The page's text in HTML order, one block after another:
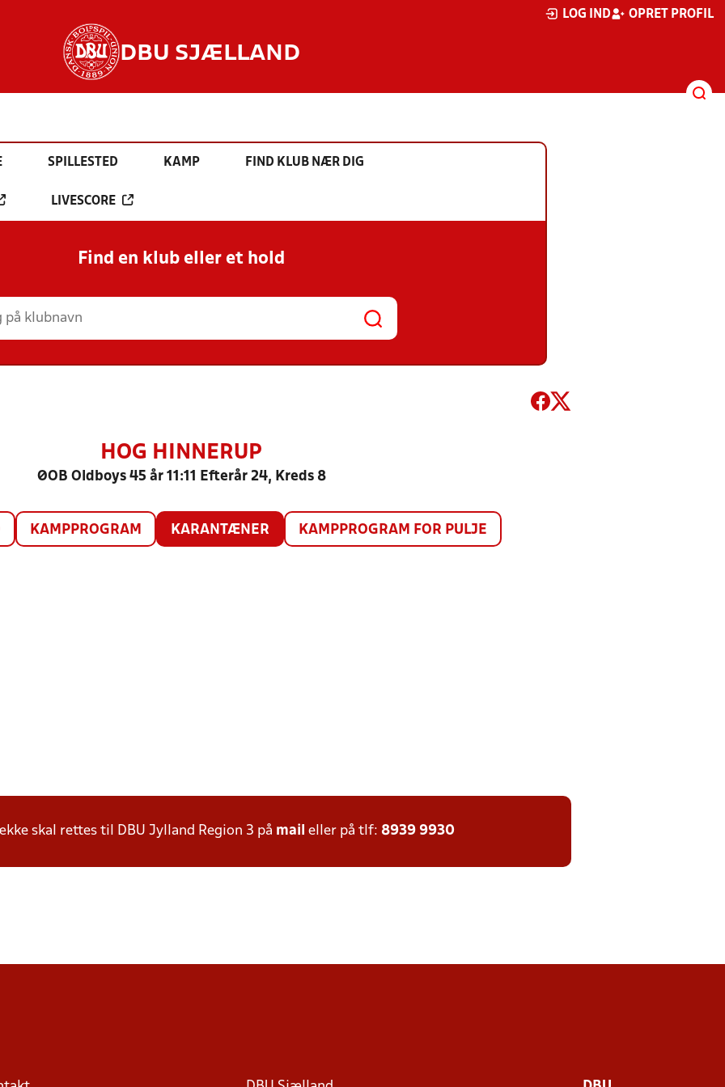
LOG IND OPRET PROFIL
DBU SJÆLLAND
SPILLESTED KAMP FIND KLUB NÆR DIG
LIVESCORE
Find en klub eller et hold
HOG HINNERUP
ØOB Oldboys 45 år 11:11 Efterår 24, Kreds 8
KAMPPROGRAM KARANTÆNER KAMPPROGRAM FOR PULJE
skal rettes til DBU Jylland Region 3 på mail eller på tlf: 8939 9930